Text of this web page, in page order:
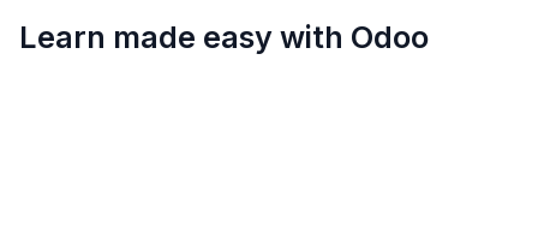
Learn made easy with Odoo